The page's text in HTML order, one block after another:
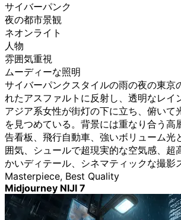
サイバーパンク
夜の都市景観
ネオンライト
人物
雰囲気重視
ムーディーな照明
サイバーパンクスタイルの雨の夜の東京
れたアスファルトに反射し、透明なレイ
アジア系女性が街灯の下に立ち、俯いて
を見つめている。背景には重なり合う高
告看板、飛行自動車、強いボリューム光
囲気、シュールで超現実的な空気感、超
かいディテール、シネマティックな撮影
Masterpiece, Best Quality
Midjourney NIJI 7